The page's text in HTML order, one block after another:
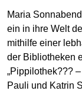
Maria
ein in ihre Welt
mithilfe einer
der Bibliotheken
„Pippilothek???
Pauli und Katrin